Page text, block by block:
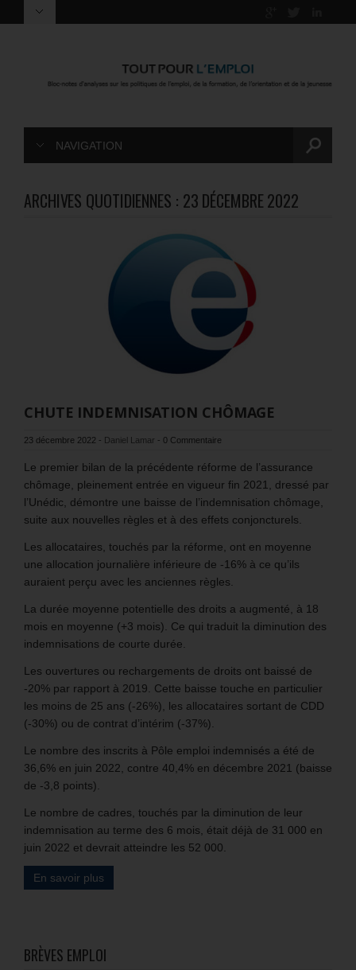
NAVIGATION
ARCHIVES QUOTIDIENNES : 23 DÉCEMBRE 2022
CHUTE INDEMNISATION CHÔMAGE
23 décembre 2022 - Daniel Lamar - 0 Commentaire
Le premier bilan de la précédente réforme de l’assurance
chômage, pleinement entrée en vigueur fin 2021, dressé par
l’Unédic, démontre une baisse de l’indemnisation chômage,
suite aux nouvelles règles et à des effets conjoncturels.
Les allocataires, touchés par la réforme, ont en moyenne
une allocation journalière inférieure de -16% à ce qu’ils
auraient perçu avec les anciennes règles.
La durée moyenne potentielle des droits a augmenté, à 18
mois en moyenne (+3 mois). Ce qui traduit la diminution des
indemnisations de courte durée.
Les ouvertures ou rechargements de droits ont baissé de
-20% par rapport à 2019. Cette baisse touche en particulier
les moins de 25 ans (-26%), les allocataires sortant de CDD
(-30%) ou de contrat d’intérim (-37%).
Le nombre des inscrits à Pôle emploi indemnisés a été de
36,6% en juin 2022, contre 40,4% en décembre 2021 (baisse
de -3,8 points).
Le nombre de cadres, touchés par la diminution de leur
indemnisation au terme des 6 mois, était déjà de 31 000 en
juin 2022 et devrait atteindre les 52 000.
En savoir plus
BRÈVES EMPLOI